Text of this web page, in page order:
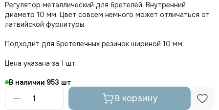
Регулятор металлический для бретелей. Внутренний
диаметр 10 мм. Цвет совсем немного может отличаться от
латвийской фурнитуры.
Подходит для бретелечных резинок шириной 10 мм.
Цена указана за 1 шт.
В наличии 953
В корзину